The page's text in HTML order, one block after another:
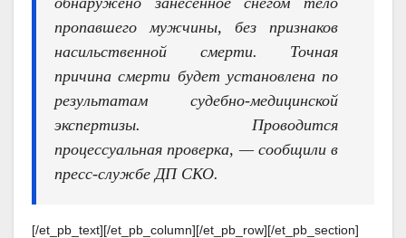
пропавшего мужчины, без признаков
насильственной смерти. Точная
причина смерти будет установлена по
результатам судебно-медицинской
экспертизы. Проводится
процессуальная проверка, — сообщили в
пресс-службе ДП СКО.
[/et_pb_text][/et_pb_column][/et_pb_row][/et_pb_section]